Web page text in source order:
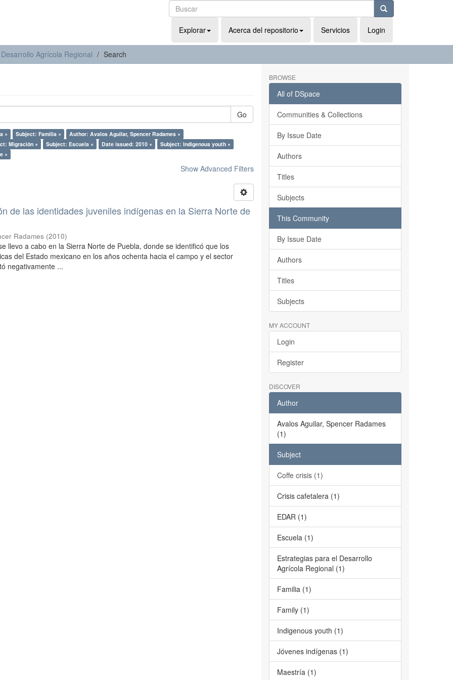
Explorar Acerca del repositorio Servicios Login
Agrícola Regional Search
Go
× Subject: Familia ×
Author: Avalos Aguilar, Spencer Radames ×
Migración ×
Subject: Escuela × Date issued: 2010 ×
Subject: Indigenous youth ×
×
Show Advanced Filters
de las identidades juveniles indígenas en la Sierra Norte de
Radames (2010)
llevo a cabo en la Sierra Norte de Puebla, donde se identificó que los
del Estado mexicano en los años ochenta hacia el campo y el sector
negativamente ...
BROWSE
All of DSpace
Communities & Collections
By Issue Date
Authors
Titles
Subjects
This Community
By Issue Date
Authors
Titles
Subjects
MY ACCOUNT
Login
Register
DISCOVER
Author
Avalos Aguilar, Spencer Radames
(1)
Subject
Coffe crisis (1)
Crisis cafetalera (1)
EDAR (1)
Escuela (1)
Estrategias para el Desarrollo
Agrícola Regional (1)
Familia (1)
Family (1)
Indigenous youth (1)
Jóvenes indígenas (1)
Maestría (1)